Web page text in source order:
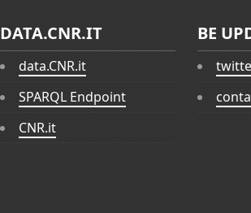
DATA.CNR.IT
data.CNR.it
SPARQL Endpoint
CNR.it
BE